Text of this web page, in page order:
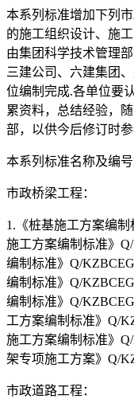
本系列标准增加下列
的施工组织设计、施
由集团科学技术管理
三建公司、六建集团
位编制完成.各单位要
累资料，总结经验，
部，以供今后修订时
本系列标准名称及编号
市政桥梁工程：
1.《桩基施工方案编制
施工方案编制标准》
编制标准》Q/
编制标准》Q/
编制标准》Q/
工方案编制标准》Q/
施工方案编制标准》
架专项施工方案》Q/
市政道路工程：